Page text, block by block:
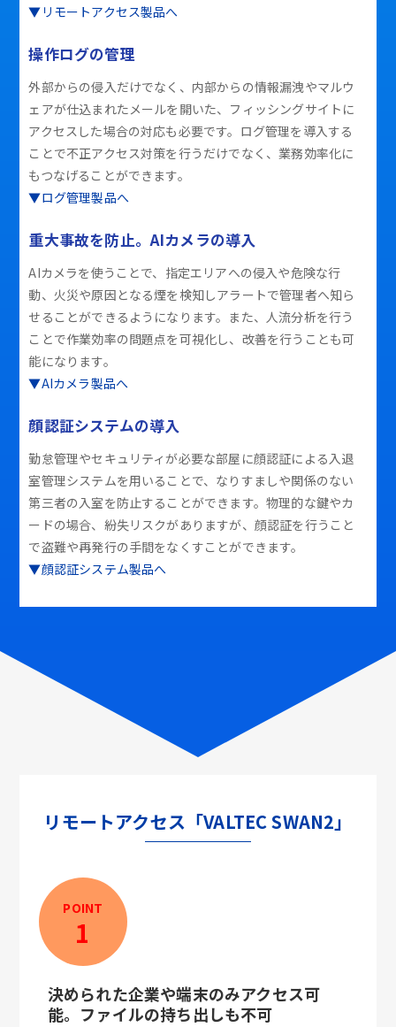
▼リモートアクセス製品へ
操作ログの管理
外部からの侵入だけでなく、内部からの情報漏洩やマルウ
ェアが仕込まれたメールを開いた、フィッシングサイトに
アクセスした場合の対応も必要です。ログ管理を導入する
ことで不正アクセス対策を行うだけでなく、業務効率化に
もつなげることができます。
▼ログ管理製品へ
重大事故を防止。AIカメラの導入
AIカメラを使うことで、指定エリアへの侵入や危険な行
動、火災や原因となる煙を検知しアラートで管理者へ知ら
せることができるようになります。また、人流分析を行う
ことで作業効率の問題点を可視化し、改善を行うことも可
能になります。
▼AIカメラ製品へ
顔認証システムの導入
勤怠管理やセキュリティが必要な部屋に顔認証による入退
室管理システムを用いることで、なりすましや関係のない
第三者の入室を防止することができます。物理的な鍵やカ
ードの場合、紛失リスクがありますが、顔認証を行うこと
で盗難や再発行の手間をなくすことができます。
▼顔認証システム製品へ
リモートアクセス「VALTEC SWAN2」
POINT
1
決められた企業や端末のみアクセス可
能。ファイルの持ち出しも不可